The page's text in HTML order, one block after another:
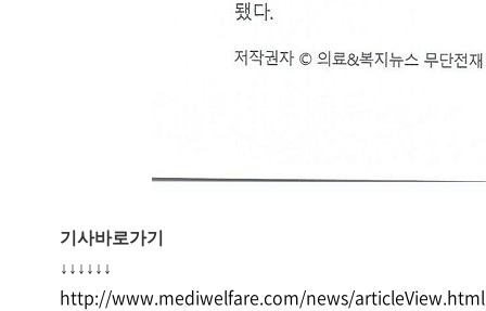
기사바로가기
↓↓↓↓↓↓
http://www.mediwelfare.com/news/